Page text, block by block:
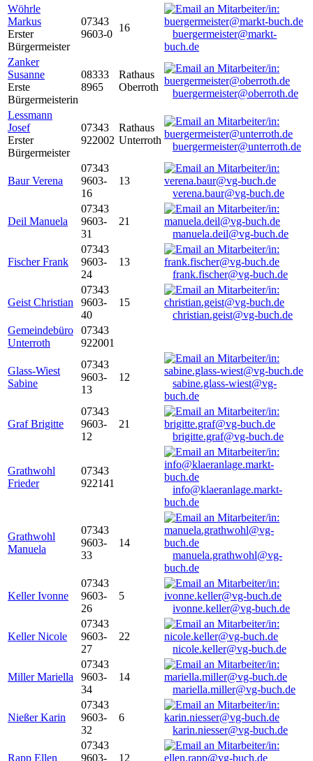
Wöhrle
Markus
Erster
Bürgermeister
07343
9603-0
16
buergermeister@markt-
buch.de
Zanker
Susanne
Erste
Bürgermeisterin
08333
8965
Rathaus
Oberroth
buergermeister@oberroth.de
Lessmann
Josef
Erster
Bürgermeister
07343
922002
Rathaus
Unterroth
buergermeister@unterroth.de
Baur Verena
07343
9603-
16
13
verena.baur@vg-buch.de
Deil Manuela
07343
9603-
31
21
manuela.deil@vg-buch.de
Fischer Frank
07343
9603-
24
13
frank.fischer@vg-buch.de
Geist Christian
07343
9603-
40
15
christian.geist@vg-buch.de
Gemeindebüro
Unterroth
07343
922001
Glass-Wiest
Sabine
07343
9603-
13
12
sabine.glass-wiest@vg-
buch.de
Graf Brigitte
07343
9603-
12
21
brigitte.graf@vg-buch.de
Grathwohl
Frieder
07343
922141
info@klaeranlage.markt-
buch.de
Grathwohl
Manuela
07343
9603-
33
14
manuela.grathwohl@vg-
buch.de
Keller Ivonne
07343
9603-
26
5
ivonne.keller@vg-buch.de
Keller Nicole
07343
9603-
27
22
nicole.keller@vg-buch.de
Miller Mariella
07343
9603-
34
14
mariella.miller@vg-buch.de
Nießer Karin
07343
9603-
32
6
karin.niesser@vg-buch.de
Rapp Ellen
07343
9603-
12